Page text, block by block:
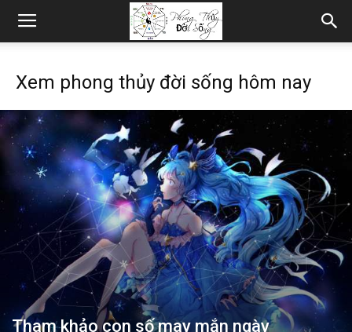
Xem phong thủy đời sống hôm nay
Tham khảo con số may mắn ngày